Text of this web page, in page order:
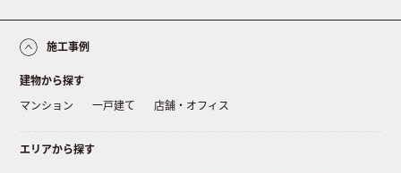
施工事例
建物から探す
マンション
一戸建て 店舗・オフィス
エリアから探す